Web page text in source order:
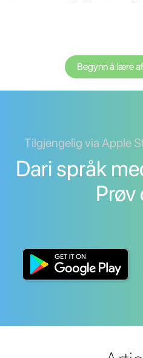
Begynn å lære
Tilgjengelig via Apple
Dari språk
Prøv